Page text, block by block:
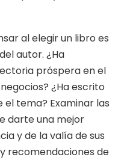
al elegir un libro es
autor. ¿Ha
próspera en el
¿Ha escrito
tema? Examinar las
darte una mejor
y de la valía de sus
recomendaciones de